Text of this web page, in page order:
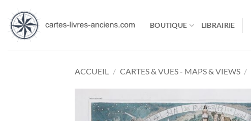
contenu
BOUTIQUE LIBRAIRIE
ACCUEIL / CARTES & VUES - MAPS & VIEWS /